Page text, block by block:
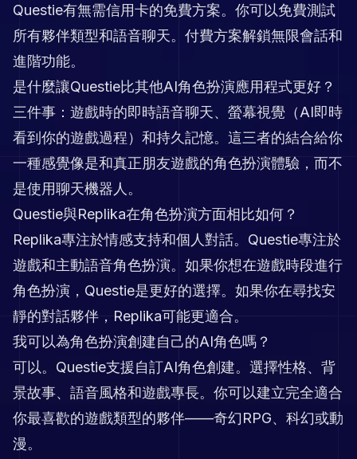
Questie有無需信用卡的免費方案。你可以免費測試
所有夥伴類型和語音聊天。付費方案解鎖無限會話和
進階功能。
是什麼讓Questie比其他AI角色扮演應用程式更好？
三件事：遊戲時的即時語音聊天、螢幕視覺（AI即時
看到你的遊戲過程）和持久記憶。這三者的結合給你
一種感覺像是和真正朋友遊戲的角色扮演體驗，而不
是使用聊天機器人。
Questie與Replika在角色扮演方面相比如何？
Replika專注於情感支持和個人對話。Questie專注於
遊戲和主動語音角色扮演。如果你想在遊戲時段進行
角色扮演，Questie是更好的選擇。如果你在尋找安
靜的對話夥伴，Replika可能更適合。
我可以為角色扮演創建自己的AI角色嗎？
可以。Questie支援自訂AI角色創建。選擇性格、背
景故事、語音風格和遊戲專長。你可以建立完全適合
你最喜歡的遊戲類型的夥伴——奇幻RPG、科幻或動
漫。